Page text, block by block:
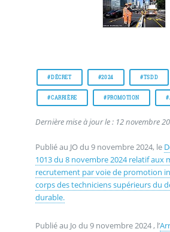
#DÉCRET #2024 #TSDD
#CARRIÈRE #PROMOTION
Dernière mise à jour le : 12 novembre
Publié au JO du 9 novembre 2024, le
1013 du 8 novembre 2024 relatif aux
recrutement par voie de promotion
corps des techniciens supérieurs du
durable.
Publié au Jo du 9 novembre 2024 , l’